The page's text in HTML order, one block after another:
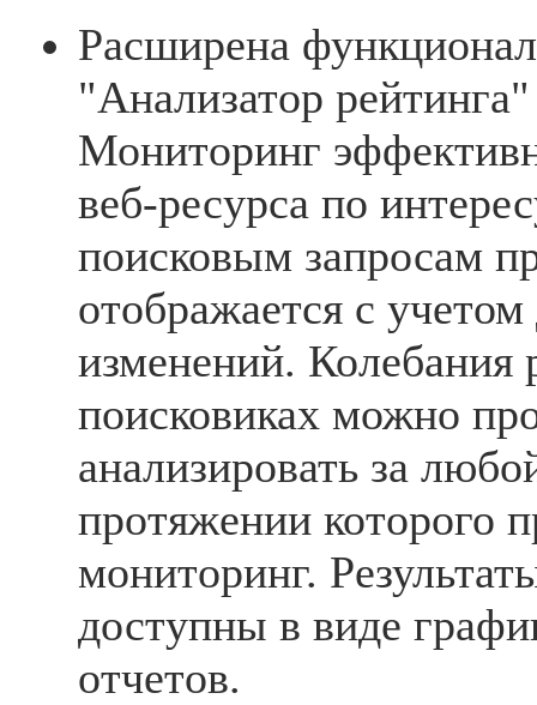
Расширена
"Анализатор
Мониторинг
веб-ресурса по
поисковым запросам
отображается с
изменений. Колебания
поисковиках можно
анализировать за
протяжении которого
мониторинг.
доступны в виде
отчетов.